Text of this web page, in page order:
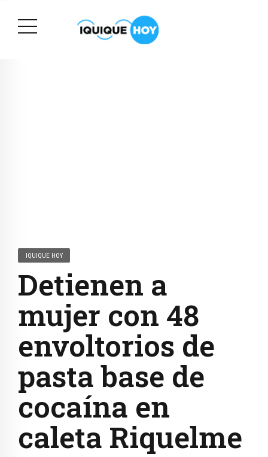
IQUIQUE HOY
Detienen a
mujer con 48
envoltorios de
pasta base de
cocaína en
caleta Riquelme